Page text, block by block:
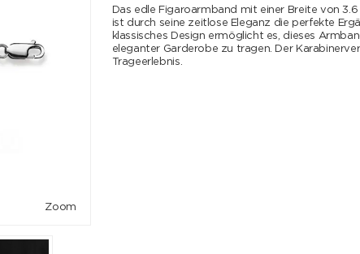
Zoom
Das edle Figaroarmband mit einer Breite von
ist durch seine zeitlose Eleganz die perfekte
klassisches Design ermöglicht es, dieses
eleganter Garderobe zu tragen. Der
Trageerlebnis.